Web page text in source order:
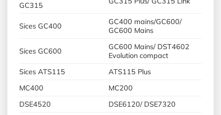
GC315
Sices GC400
GC400 mains/GC600/
GC600 Mains
Sices GC600
GC600 Mains/ DST4602
Evolution compact
Sices ATS115
ATS115 Plus
MC400
MC200
DSE4520
DSE6120/ DSE7320